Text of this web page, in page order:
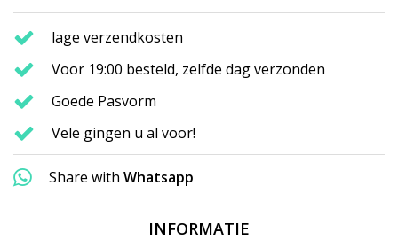
lage verzendkosten
Voor 19:00 besteld, zelfde dag verzonden
Goede Pasvorm
Vele gingen u al voor!
Share with Whatsapp
INFORMATIE